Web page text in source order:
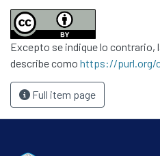
Excepto se indique lo contrario,
describe como https://purl.org/
Full item page